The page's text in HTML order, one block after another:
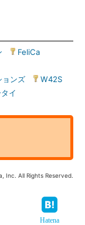
FeliCa
ョンズ
W42S
イ
Inc. All Rights Reserved.
Hatena